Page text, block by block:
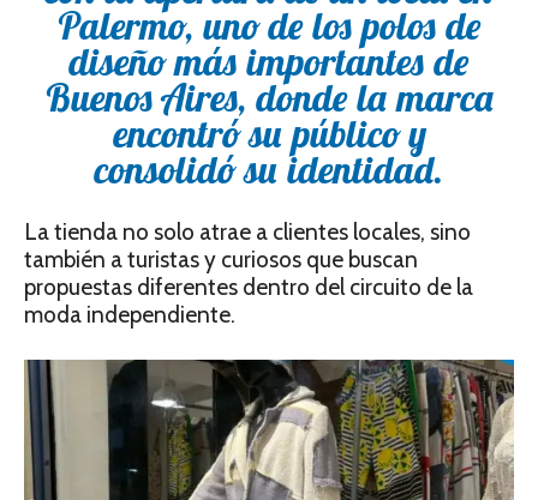
Palermo, uno de los polos de
diseño más importantes de
Buenos Aires, donde la marca
encontró su público y
consolidó su identidad.
La tienda no solo atrae a clientes locales, sino
también a turistas y curiosos que buscan
propuestas diferentes dentro del circuito de la
moda independiente.